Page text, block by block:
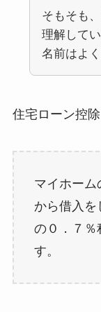
そもそも
理解して
名前はよ
住宅ローン控
マイホーム
から借入を
の０．７％
す。